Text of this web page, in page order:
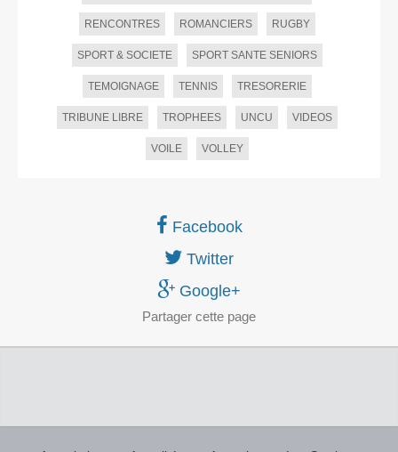
RENCONTRES ROMANCIERS RUGBY
SPORT & SOCIETE SPORT SANTE SENIORS
TEMOIGNAGE TENNIS TRESORERIE
TRIBUNE LIBRE TROPHEES UNCU VIDEOS
VOILE VOLLEY
Facebook
Twitter
Google+
Partager cette page